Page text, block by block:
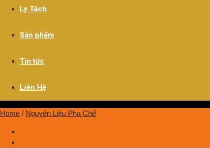
Ly Tách
Sản phẩm
Tin tức
Liên Hệ
Home / Nguyên Liệu Pha Chế